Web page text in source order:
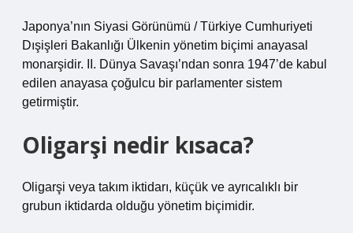
Japonya’nın Siyasi Görünümü / Türkiye Cumhuriyeti
Dışişleri Bakanlığı Ülkenin yönetim biçimi anayasal
monarşidir. II. Dünya Savaşı’ndan sonra 1947’de kabul
edilen anayasa çoğulcu bir parlamenter sistem
getirmiştir.
Oligarşi nedir kısaca?
Oligarşi veya takım iktidarı, küçük ve ayrıcalıklı bir
grubun iktidarda olduğu yönetim biçimidir.